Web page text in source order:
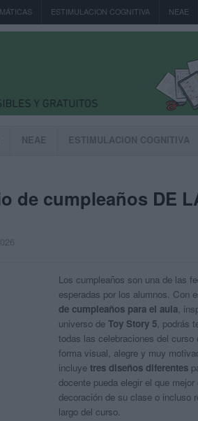
ESTIMULACION COGNITIVA NEAE
NEAE ESTIMULACION COGNITIVA
de cumpleaños DE
Los cumpleaños son una de las
esperadas por los alumnos. Con
de cumpleaños para el aula,
universo de Toy Story 5, podrás
todas las celebraciones del curso
forma visual, alegre y muy
incluye tres diseños diferentes
docente pueda elegir el que
decoración de su clase o incluso
largo del curso.